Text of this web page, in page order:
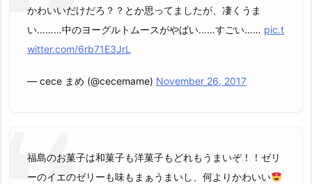
かわいいだけだろ？？とか思ってましたが、凄くうま
い………中のヨーグルトムースがやばい……すごい…… pic.t
witter.com/6rb71E3JrL
— cece まめ (@cecemame) November 26, 2017
福島のお菓子は和菓子も洋菓子もどれもうまいぞ！！ゼリ
ーのイエのゼリーも味もまぁうまいし、何よりかわいい